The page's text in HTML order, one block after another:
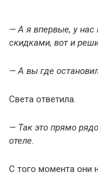
— А я впервые, у нас
скидками, вот и
— А вы где
Света ответила.
— Так это прямо
отеле.
С того момента они